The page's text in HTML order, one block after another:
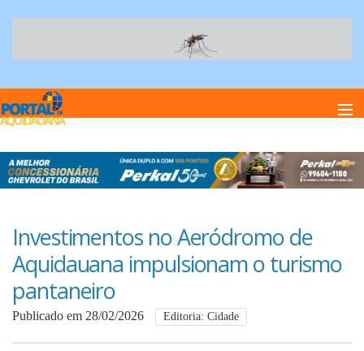
Home
Anuncie
Anuncie
Investimentos no Aeródromo de
Aquidauana impulsionam o turismo
pantaneiro
Publicado em 28/02/2026 Editoria: Cidade